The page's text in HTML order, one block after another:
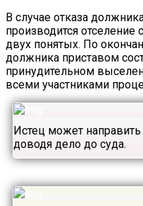
В случае отказа
производится
двух понятых. По
должника приставом
принудительном
всеми участниками
Истец может
доводя дело до суда.